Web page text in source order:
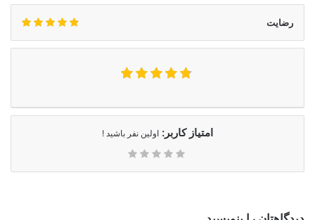
رضایت
امتیاز کاربر: اولین نفر باشید !